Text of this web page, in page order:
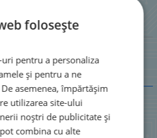
CU VENTILATOR
folosește
pentru a personaliza
și pentru a ne
asemenea, împărtășim
utilizarea site-ului
noștri de publicitate și
combina cu alte